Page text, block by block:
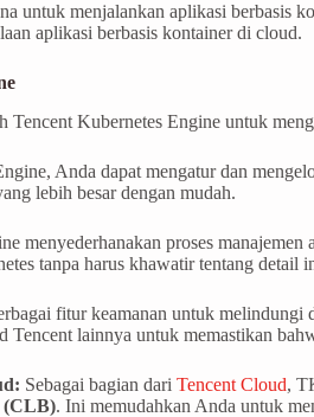
untuk menjalankan aplikasi berbasis
aplikasi berbasis kontainer di cloud.
Tencent Kubernetes Engine untuk
Anda dapat mengatur dan
lebih besar dengan mudah.
menyederhanakan proses
tanpa harus khawatir tentang detail
fitur keamanan untuk melindungi
Tencent lainnya untuk memastikan
Sebagai bagian dari Tencent Cloud,
(CLB). Ini memudahkan Anda untuk